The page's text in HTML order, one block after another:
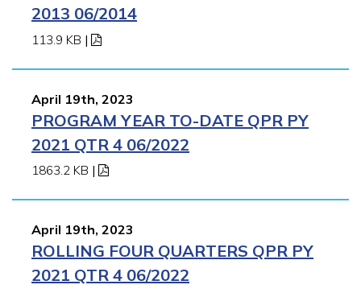
2013 06/2014
113.9 KB |
April 19th, 2023
PROGRAM YEAR TO-DATE QPR PY
2021 QTR 4 06/2022
1863.2 KB |
April 19th, 2023
ROLLING FOUR QUARTERS QPR PY
2021 QTR 4 06/2022